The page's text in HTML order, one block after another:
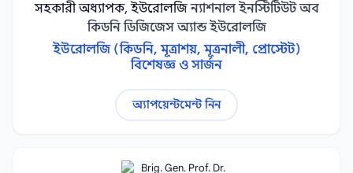
সহকারী অধ্যাপক, ইউরোলজি ন্যাশনাল ইনস্টিটিউট অব
কিডনি ডিজিজেস অ্যান্ড ইউরোলজি
ইউরোলজি (কিডনি, মূত্রাশয়, মূত্রনালী, প্রোস্টেট)
বিশেষজ্ঞ ও সার্জন
অ্যাপয়েন্টমেন্ট নিন